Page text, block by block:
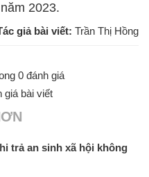
2023.
giả bài viết: Trần Thị Hồng
0 đánh giá
giá bài viết
trả an sinh xã hội không